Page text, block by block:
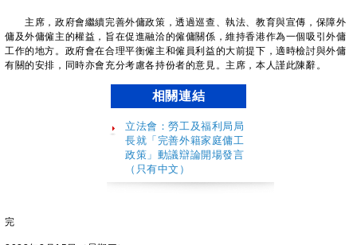
主席，政府會繼續完善外傭政策，透過巡查、執法、教育與宣傳，保障外
傭及外傭僱主的權益，旨在促進融洽的僱傭關係，維持香港作為一個吸引外傭
工作的地方。政府會在合理平衡僱主和僱員利益的大前提下，適時檢討與外傭
有關的安排，同時亦會充分考慮各持份者的意見。主席，本人謹此陳辭。
相關連結
立法會：勞工及福利局局
長就「完善外籍家庭傭工
政策」動議辯論開場發言
（只有中文）
完